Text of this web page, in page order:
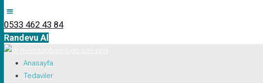
0533 462 43 84
Randevu Al
Anasayfa
Tedaviler